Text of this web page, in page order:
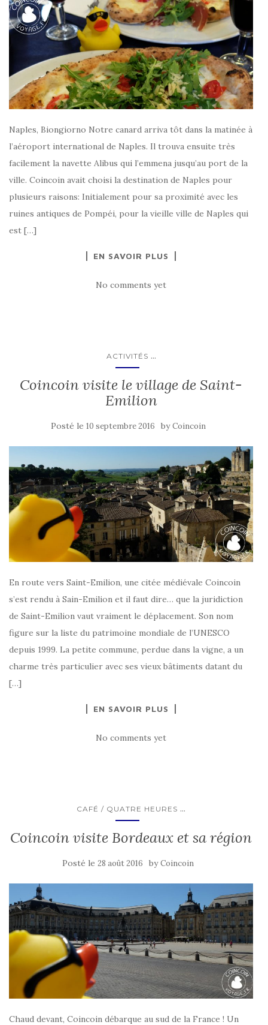
Naples, Biongiorno Notre canard arriva tôt dans la matinée à
l’aéroport international de Naples. Il trouva ensuite très
facilement la navette Alibus qui l’emmena jusqu’au port de la
ville. Coincoin avait choisi la destination de Naples pour
plusieurs raisons: Initialement pour sa proximité avec les
ruines antiques de Pompéi, pour la vieille ville de Naples qui
est […]
EN SAVOIR PLUS
No comments yet
ACTIVITÉS ...
Coincoin visite le village de Saint-
Emilion
Posté le 10 septembre 2016 byCoincoin
En route vers Saint-Emilion, une citée médiévale Coincoin
s’est rendu à Sain-Emilion et il faut dire… que la juridiction
de Saint-Emilion vaut vraiment le déplacement. Son nom
figure sur la liste du patrimoine mondiale de l’UNESCO
depuis 1999. La petite commune, perdue dans la vigne, a un
charme très particulier avec ses vieux bâtiments datant du
[…]
EN SAVOIR PLUS
No comments yet
CAFÉ / QUATRE HEURES ...
Coincoin visite Bordeaux et sa région
Posté le 28 août 2016 byCoincoin
Chaud devant, Coincoin débarque au sud de la France ! Un